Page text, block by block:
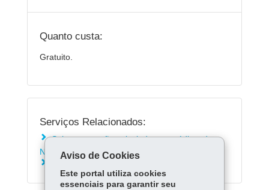
Quanto custa:
Gratuito.
Serviços Relacionados:
Saber como são calculados os créditos do
Nota Paraná
Aviso de Cookies
Este portal utiliza cookies
essenciais para garantir seu